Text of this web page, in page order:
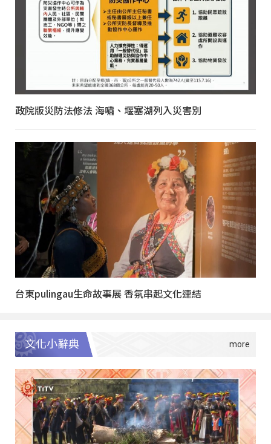
政院版災防法修法 海嘯、堰塞湖列入災害別
台東pulingau生命故事展 香氛串起文化連結
文化小辭典